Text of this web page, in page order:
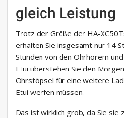
gleich Leistung
Trotz der Größe der HA-
erhalten Sie insgesamt nur 14
Stunden von den Ohrhörern
Etui überstehen Sie den
Ohrstöpsel für eine weitere
Etui werfen müssen.
Das ist wirklich grob, da Sie sie